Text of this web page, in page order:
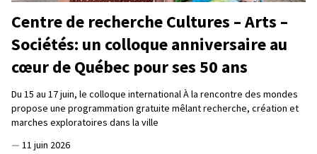
Centre de recherche Cultures – Arts –
Sociétés: un colloque anniversaire au
cœur de Québec pour ses 50 ans
Du 15 au 17 juin, le colloque international À la rencontre des mondes
propose une programmation gratuite mêlant recherche, création et
marches exploratoires dans la ville
— 11 juin 2026